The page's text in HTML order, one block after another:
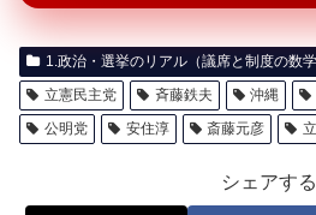
1.政治・選挙のリアル（議席と制度の数学
立憲民主党
斉藤鉄夫 沖縄
公明党
安住淳 斎藤元彦
シェアする